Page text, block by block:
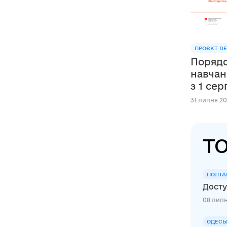
ПРОЄКТ
з 1
31 липня
08